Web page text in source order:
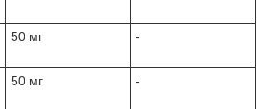
50 мг -
50 мг -